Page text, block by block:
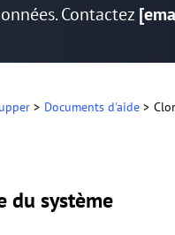
Contactez
> Documents d'aide >
du système